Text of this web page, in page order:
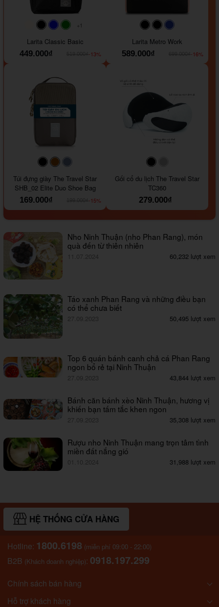
#faf0e6#000000#0000FF
+1
Larita Classic Basic
449.000₫
-13%
#000000#000000
Larita Metro Work
589.000₫
-16%
#000000#964B00
Túi đựng giày The Travel Star
SHB_02 Elite Duo Shoe Bag
169.000₫
-15%
Gối cổ du lịch The Travel Star
TC360
279.000₫
Nho Ninh Thuận (nho Phan Rang), món
quà đến từ thiên nhiên
11.07.2024 60,232 lượt xem
Táo xanh Phan Rang và những điều bạn
có thể chưa biết
27.09.2023 50,495 lượt xem
Top 6 quán bánh canh chả cá Phan Rang
ngon bổ rẻ tại Ninh Thuận
27.09.2023 43,844 lượt xem
Bánh căn bánh xèo Ninh Thuận, hương vị
khiến bạn tấm tắc khen ngon
27.09.2023 35,308 lượt xem
Rượu nho Ninh Thuận mang trọn tâm tình
miền đất nắng gió
01.10.2024 31,988 lượt xem
HỆ THỐNG CỬA HÀNG
Hotline: 1800.6198 (miễn phí 09:00 - 22:00)
B2B (Khách doanh nghiệp): 0918.197.299
Chính sách bán hàng
Hỗ trợ khách hàng